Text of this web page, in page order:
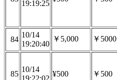
19:19:25
84
10/14
19:20:40
￥5,000 ￥5000
85
10/14
19:22:02
¥500 ￥500